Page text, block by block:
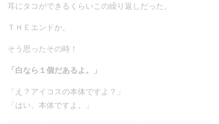
耳にタコができるくらいこの繰り返しだった。
ＴＨＥエンドか。
そう思ったその時！
「白なら１個だあるよ。」
「え？アイコスの本体ですよ？」
「はい、本体ですよ。」